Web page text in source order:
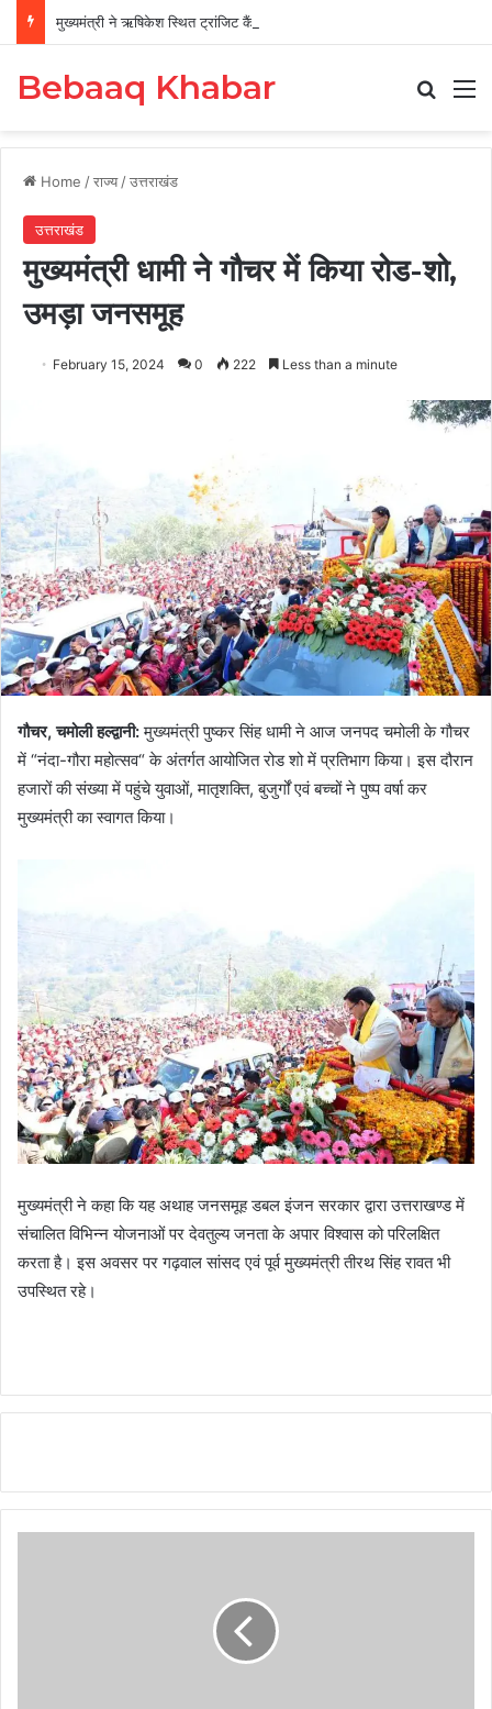
मुख्यमंत्री ने ऋषिकेश स्थित ट्रांजिट कैंप का किया औचक निरीक्षण
Bebaaq Khabar
Home /राज्य /उत्तराखंड
उत्तराखंड
मुख्यमंत्री धामी ने गौचर में किया रोड-शो,
उमड़ा जनसमूह
February 15, 2024 0 222 Less than a minute
गौचर,चमोली हल्द्वानी:मुख्यमंत्री पुष्कर सिंह धामी ने आज जनपद चमोली के गौचर
में “नंदा-गौरा महोत्सव“ के अंतर्गत आयोजित रोड शो में प्रतिभाग किया। इस दौरान
हजारों की संख्या में पहुंचे युवाओं, मातृशक्ति, बुजुर्गों एवं बच्चों ने पुष्प वर्षा कर
मुख्यमंत्री का स्वागत किया।
मुख्यमंत्री ने कहा कि यह अथाह जनसमूह डबल इंजन सरकार द्वारा उत्तराखण्ड में
संचालित विभिन्न योजनाओं पर देवतुल्य जनता के अपार विश्वास को परिलक्षित
करता है। इस अवसर पर गढ़वाल सांसद एवं पूर्व मुख्यमंत्री तीरथ सिंह रावत भी
उपस्थित रहे।